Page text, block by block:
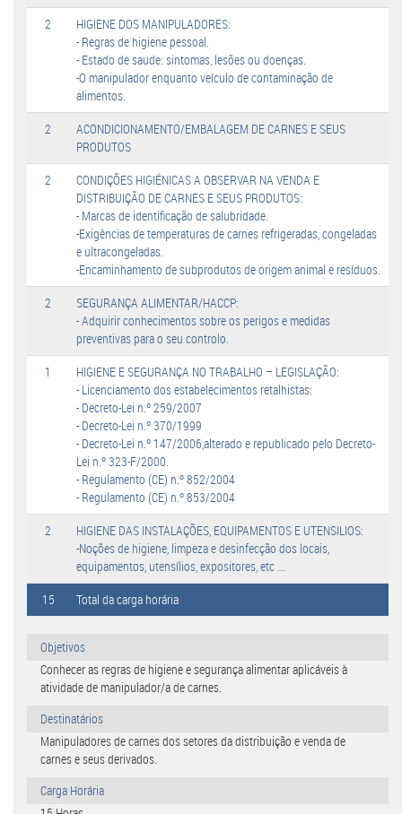
2
HIGIENE DOS MANIPULADORES:
- Regras de higiene pessoal.
- Estado de saude: sintomas, lesões ou doenças.
-O manipulador enquanto veículo de contaminação de
alimentos.
2
ACONDICIONAMENTO/EMBALAGEM DE CARNES E SEUS
PRODUTOS
2
CONDIÇÕES HIGIÉNICAS A OBSERVAR NA VENDA E
DISTRIBUIÇÃO DE CARNES E SEUS PRODUTOS:
- Marcas de identificação de salubridade.
-Exigências de temperaturas de carnes refrigeradas, congeladas
e ultracongeladas.
-Encaminhamento de subprodutos de origem animal e resíduos.
2
SEGURANÇA ALIMENTAR/HACCP:
- Adquirir conhecimentos sobre os perigos e medidas
preventivas para o seu controlo.
1
HIGIENE E SEGURANÇA NO TRABALHO – LEGISLAÇÃO:
- Licenciamento dos estabelecimentos retalhistas:
- Decreto-Lei n.º 259/2007
- Decreto-Lei n.º 370/1999
- Decreto-Lei n.º 147/2006,alterado e republicado pelo Decreto-
Lei n.º 323-F/2000.
- Regulamento (CE) n.º 852/2004
- Regulamento (CE) n.º 853/2004
2
HIGIENE DAS INSTALAÇÕES, EQUIPAMENTOS E UTENSILIOS:
-Noções de higiene, limpeza e desinfecção dos locais,
equipamentos, utensílios, expositores, etc ...
15
Total da carga horária
Objetivos
Conhecer as regras de higiene e segurança alimentar aplicáveis à
atividade de manipulador/a de carnes.
Destinatários
Manipuladores de carnes dos setores da distribuição e venda de
carnes e seus derivados.
Carga Horária